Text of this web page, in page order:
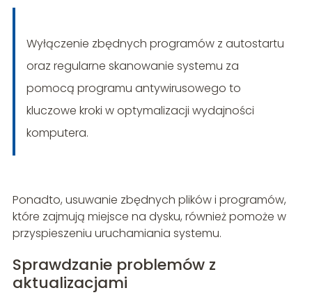
Wyłączenie zbędnych programów z autostartu
oraz regularne skanowanie systemu za
pomocą programu antywirusowego to
kluczowe kroki w optymalizacji wydajności
komputera.
Ponadto, usuwanie zbędnych plików i programów,
które zajmują miejsce na dysku, również pomoże w
przyspieszeniu uruchamiania systemu.
Sprawdzanie problemów z
aktualizacjami